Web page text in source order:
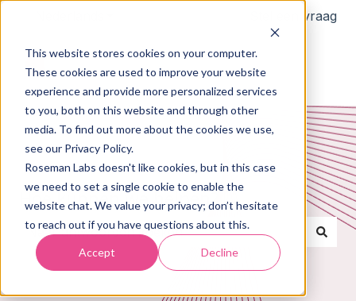
This website stores cookies on your computer.
These cookies are used to improve your website
experience and provide more personalized services
to you, both on this website and through other
media. To find out more about the cookies we use,
see our Privacy Policy.
Roseman Labs doesn't like cookies, but in this case
we need to set a single cookie to enable the
website chat. We value your privacy; don’t hesitate
to reach out if you have questions about this.
Accept Decline
Stel een vraag
Hoe kunnen we helpen?
Er zijn geen suggesties want het zoekveld is leeg.